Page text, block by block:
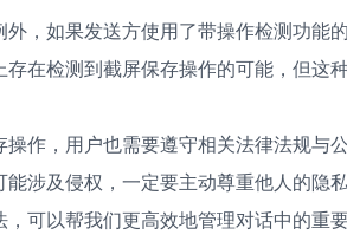
，如果发送方使用了带操作检测功能
在检测到截屏保存操作的可能，但这
作，用户也需要遵守相关法律法规与
涉及侵权，一定要主动尊重他人的隐私
可以帮我们更高效地管理对话中的重